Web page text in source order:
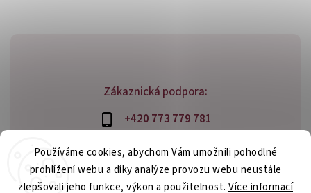
Používáme cookies, abychom Vám umožnili pohodlné
prohlížení webu a díky analýze provozu webu neustále
zlepšovali jeho funkce, výkon a použitelnost. Více informací
Zákaznická podpora:
+420 773 779 781
info@bossfood.cz